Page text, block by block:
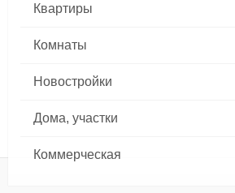
Квартиры
Комнаты
Новостройки
Дома, участки
Коммерческая